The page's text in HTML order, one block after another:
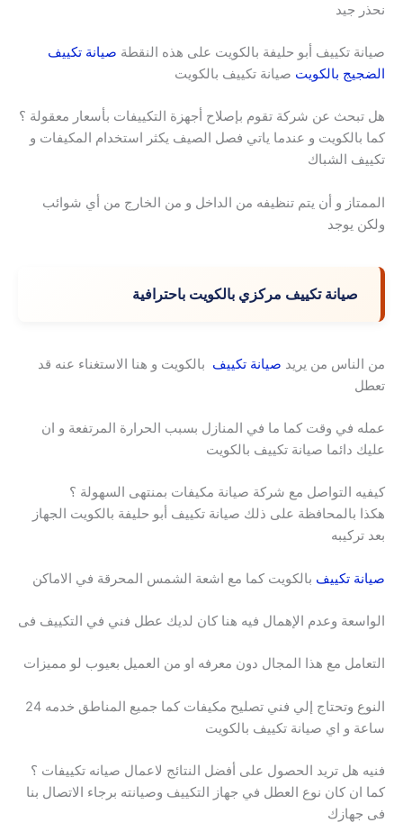
نحذر جيد
صيانة تكييف أبو حليفة بالكويت على هذه النقطة صيانة تكييف
الضجيج بالكويت صيانة تكييف بالكويت
هل تبحث عن شركة تقوم بإصلاح أجهزة التكييفات بأسعار معقولة ؟
كما بالكويت و عندما ياتي فصل الصيف يكثر استخدام المكيفات و
تكييف الشباك
الممتاز و أن يتم تنظيفه من الداخل و من الخارج من أي شوائب
ولكن يوجد
صيانة تكييف مركزي بالكويت باحترافية
من الناس من يريد صيانة تكييف بالكويت و هنا الاستغناء عنه قد
تعطل
عمله في وقت كما ما في المنازل بسبب الحرارة المرتفعة و ان
عليك دائما صيانة تكييف بالكويت
كيفيه التواصل مع شركة صيانة مكيفات بمنتهى السهولة ؟
هكذا بالمحافظة على ذلك صيانة تكييف أبو حليفة بالكويت الجهاز
بعد تركيبه
صيانة تكييف بالكويت كما مع اشعة الشمس المحرقة في الاماكن
الواسعة وعدم الإهمال فيه هنا كان لديك عطل فني في التكييف فى
التعامل مع هذا المجال دون معرفه او من العميل بعيوب لو مميزات
النوع وتحتاج إلي فني تصليح مكيفات كما جميع المناطق خدمه 24
ساعة و اي صيانة تكييف بالكويت
فنيه هل تريد الحصول على أفضل النتائج لاعمال صيانه تكييفات ؟
كما ان كان نوع العطل في جهاز التكييف وصيانته برجاء الاتصال بنا
فى جهازك